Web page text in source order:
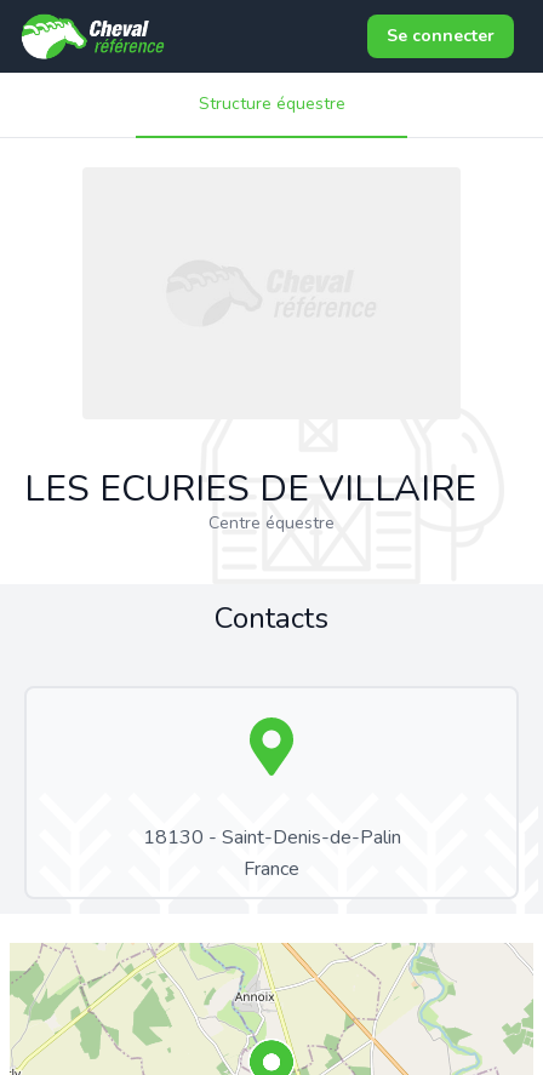
Se connecter
Structure équestre
LES ECURIES DE VILLAIRE
Centre équestre
Contacts
18130 - Saint-Denis-de-Palin
France